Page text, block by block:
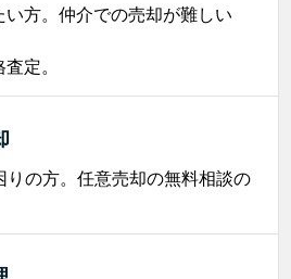
方。仲介での売却が難しい
定。
の方。任意売却の無料相談の